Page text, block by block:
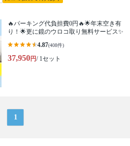
🔥パーキング代負担費0円🔥🌟年末空き有
り！🌟更に鏡のウロコ取り無料サービス✨
4.87(408件)
37,950円/ 1セット
1